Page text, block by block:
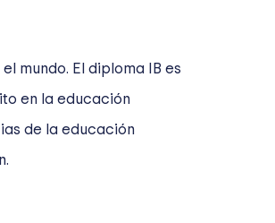
mundo. El diploma IB es
en la educación
de la educación